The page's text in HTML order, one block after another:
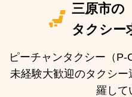
三原市の
タクシー
ピーチャンタクシー（
未経験大歓迎のタクシ
羅して